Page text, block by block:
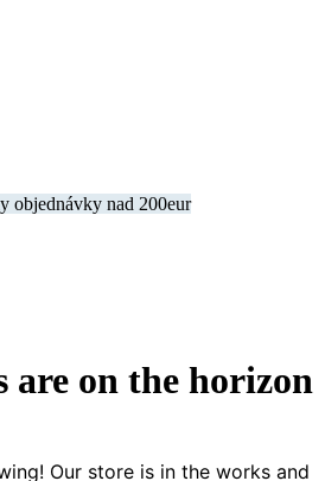
objednávky nad 200eur
are on the horizon
Our store is in the works and